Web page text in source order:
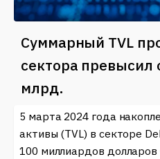
Суммарный TVL
сектора превысил
млрд.
5 марта 2024 года
активы (TVL) в секторе
100 миллиардов